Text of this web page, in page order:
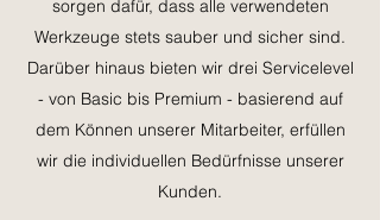
sorgen dafür, dass alle verwendeten
Werkzeuge stets sauber und sicher sind.
Darüber hinaus bieten wir drei Servicelevel
- von Basic bis Premium - basierend auf
dem Können unserer Mitarbeiter, erfüllen
wir die individuellen Bedürfnisse unserer
Kunden.